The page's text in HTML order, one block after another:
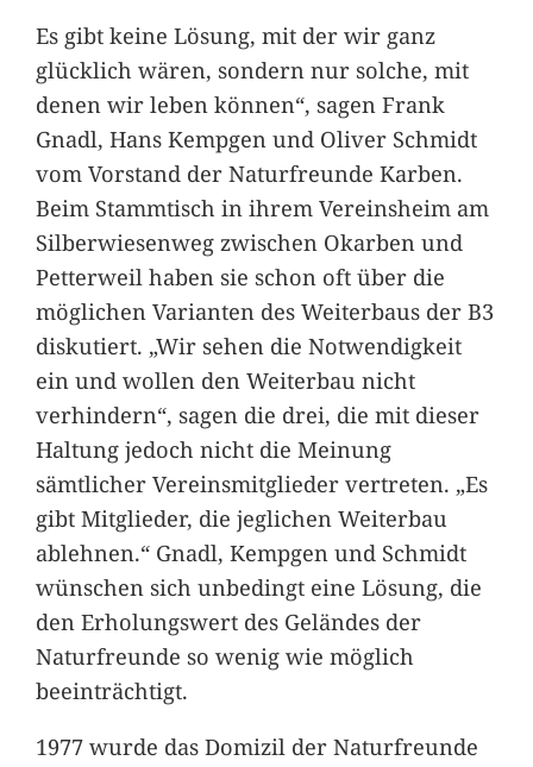
Es gibt keine Lösung, mit der wir ganz
glücklich wären, sondern nur solche, mit
denen wir leben können“, sagen Frank
Gnadl, Hans Kempgen und Oliver Schmidt
vom Vorstand der Naturfreunde Karben.
Beim Stammtisch in ihrem Vereinsheim am
Silberwiesenweg zwischen Okarben und
Petterweil haben sie schon oft über die
möglichen Varianten des Weiterbaus der B3
diskutiert. „Wir sehen die Notwendigkeit
ein und wollen den Weiterbau nicht
verhindern“, sagen die drei, die mit dieser
Haltung jedoch nicht die Meinung
sämtlicher Vereinsmitglieder vertreten. „Es
gibt Mitglieder, die jeglichen Weiterbau
ablehnen.“ Gnadl, Kempgen und Schmidt
wünschen sich unbedingt eine Lösung, die
den Erholungswert des Geländes der
Naturfreunde so wenig wie möglich
beeinträchtigt.
1977 wurde das Domizil der Naturfreunde